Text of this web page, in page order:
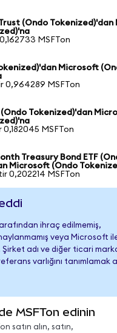
(Ondo
MSFTon
Microsoft
0,964289 MSFTon
(Ondo Tokenized)'dan
0,182045 MSFTon
Treasury Bond ETF
Microsoft (Ondo
0,202214 MSFTon
ihraç edilmemiş,
veya Microsoft
Şirket adı ve diğer ticari
varlığını tanımlamak
MSFTon edinin
satın alın, satın,